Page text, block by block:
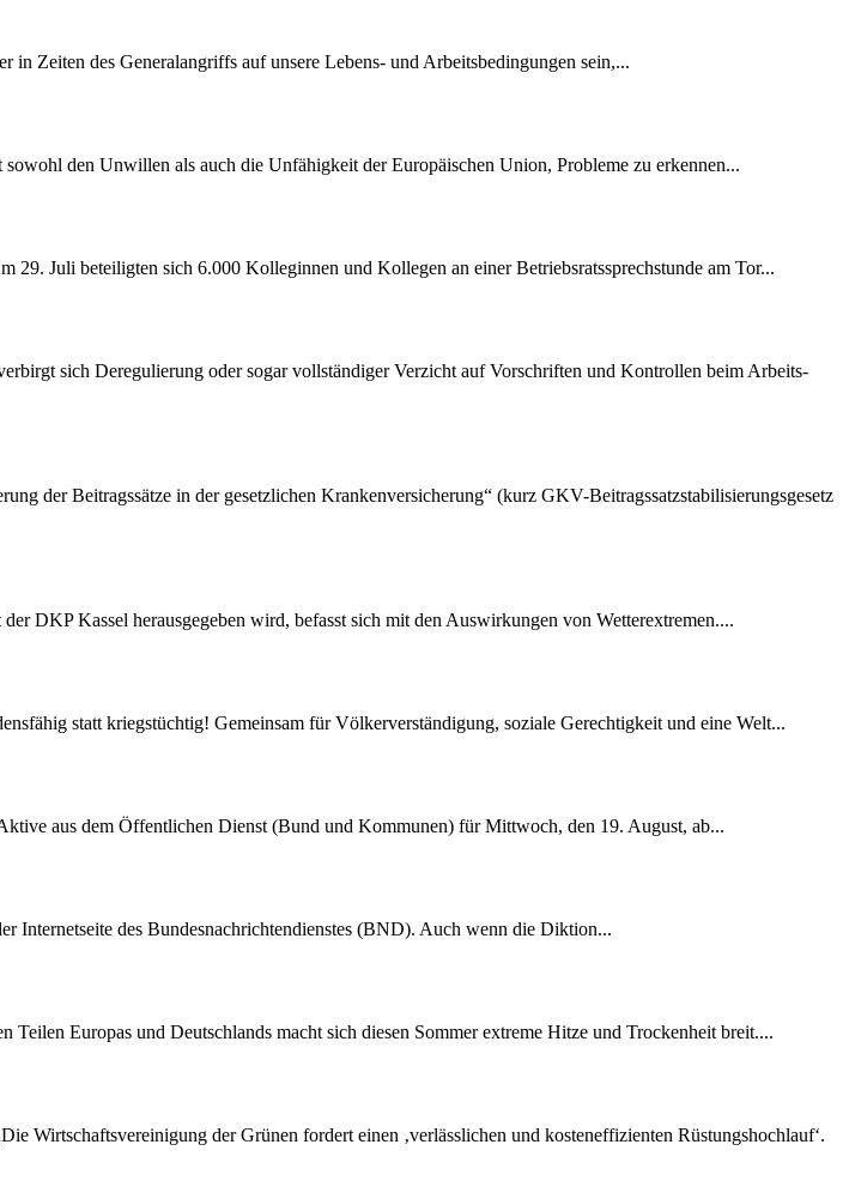
Zeiten des Generalangriffs auf unsere Lebens- und Arbeitsbedingungen sein,...
den Unwillen als auch die Unfähigkeit der Europäischen Union, Probleme zu erkennen...
Juli beteiligten sich 6.000 Kolleginnen und Kollegen an einer Betriebsratssprechstunde am Tor...
sich Deregulierung oder sogar vollständiger Verzicht auf Vorschriften und Kontrollen beim Arbeits-
der Beitragssätze in der gesetzlichen Krankenversicherung“ (kurz GKV-Beitragssatzstabilisierungsgesetz
DKP Kassel herausgegeben wird, befasst sich mit den Auswirkungen von Wetterextremen....
statt kriegstüchtig! Gemeinsam für Völkerverständigung, soziale Gerechtigkeit und eine Welt...
aus dem Öffentlichen Dienst (Bund und Kommunen) für Mittwoch, den 19. August, ab...
Internetseite des Bundesnachrichtendienstes (BND). Auch wenn die Diktion...
Europas und Deutschlands macht sich diesen Sommer extreme Hitze und Trockenheit breit....
Wirtschaftsvereinigung der Grünen fordert einen ‚verlässlichen und kosteneffizienten Rüstungshochlauf‘.